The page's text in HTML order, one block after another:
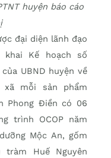
huyện báo cáo
đại diện lãnh đạo
khai Kế hoạch số
UBND huyện về
mỗi sản phẩm
Phong Điền có 06
trình OCOP năm
Mộc An, gốm
Huế Nguyên